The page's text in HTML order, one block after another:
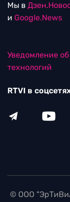
Мы в
и Google.News
Уведомление
технологий
RTVI в
© ООО